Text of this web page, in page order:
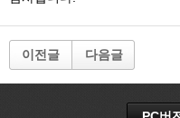
이전글 다음글